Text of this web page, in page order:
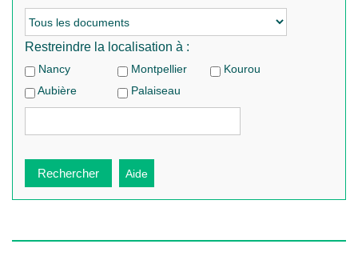
Restreindre la localisation à :
Nancy Montpellier
Kourou
Aubière
Palaiseau
Recherche